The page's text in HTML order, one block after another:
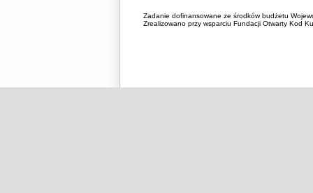
Zadanie dofinansowane ze środków budżetu
Zrealizowano przy wsparciu Fundacji Otwarty Kod